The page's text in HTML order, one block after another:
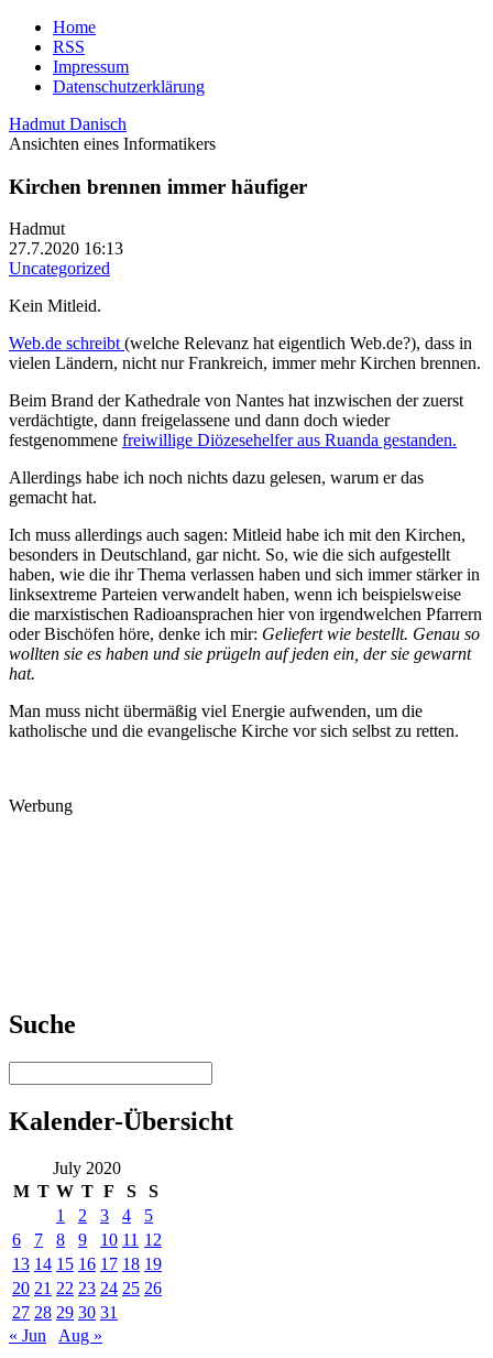
Home
RSS
Impressum
Datenschutzerklärung
Hadmut Danisch
Ansichten eines Informatikers
Kirchen brennen immer häufiger
Hadmut
27.7.2020 16:13
Uncategorized
Kein Mitleid.
Web.de schreibt(welche Relevanz hat eigentlich Web.de?), dass in
vielen Ländern, nicht nur Frankreich, immer mehr Kirchen brennen.
Beim Brand der Kathedrale von Nantes hat inzwischen der zuerst
verdächtigte, dann freigelassene und dann doch wieder
festgenommene freiwillige Diözesehelfer aus Ruanda gestanden.
Allerdings habe ich noch nichts dazu gelesen, warum er das
gemacht hat.
Ich muss allerdings auch sagen: Mitleid habe ich mit den Kirchen,
besonders in Deutschland, gar nicht. So, wie die sich aufgestellt
haben, wie die ihr Thema verlassen haben und sich immer stärker in
linksextreme Parteien verwandelt haben, wenn ich beispielsweise
die marxistischen Radioansprachen hier von irgendwelchen Pfarrern
oder Bischöfen höre, denke ich mir: Geliefert wie bestellt. Genau so
wollten sie es haben und sie prügeln auf jeden ein, der sie gewarnt
hat.
Man muss nicht übermäßig viel Energie aufwenden, um die
katholische und die evangelische Kirche vor sich selbst zu retten.
Werbung
Suche
Kalender-Übersicht
July 2020
M T W T F S
S
1
2 3 4
5
6
7 8 9 10 11 12
13 14 15 16 17 18 19
20 21 22 23 24 25 26
27 28 29 30 31
« Jun
Aug »